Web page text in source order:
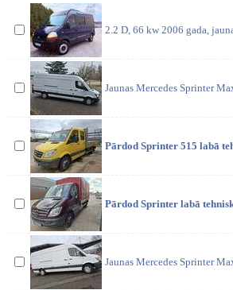
2.2 D, 66 kw 2006 gada,
Jaunas Mercedes Sprinter
Pārdod Sprinter 515 labā
Pārdod Sprinter labā
Jaunas Mercedes Sprinter